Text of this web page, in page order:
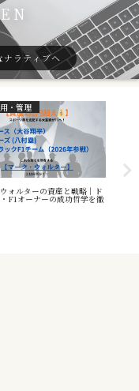
ナラティブへ
・管理
ォルターの資産と戦略｜ド
F1オーナーの成功哲学を徹